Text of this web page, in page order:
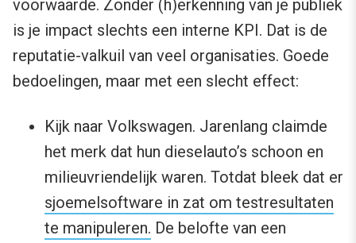
voorwaarde. Zonder (h)erkenning van je publiek
is je impact slechts een interne KPI. Dat is de
reputatie-valkuil van veel organisaties. Goede
bedoelingen, maar met een slecht effect:
Kijk naar Volkswagen. Jarenlang claimde
het merk dat hun dieselauto’s schoon en
milieuvriendelijk waren. Totdat bleek dat er
sjoemelsoftware in zat om testresultaten
te manipuleren. De belofte van een